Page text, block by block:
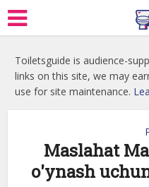
Toiletsguide is audience-
links on this site, we may
use for site maintenance.
Maslahat
o'ynash